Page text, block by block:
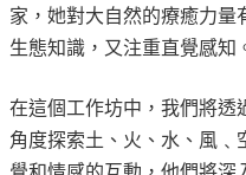
家，她對大自然的療癒力
生態知識，又注重直覺感知
在這個工作坊中，我們將透
角度探索土、火、水、風